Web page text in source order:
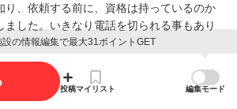
り、依頼する前に、資格は持っているのか
ました。いきなり電話を切られる事もあり
、全て保有していると、断言したのは、こ
れだけで、安心ですね。
った女性は、とっても感じが良くて、耳
伝えると、ゆっくりと、話してくれまし
設の情報編集で最大31ポイントGET
投稿マイリスト 編集モード